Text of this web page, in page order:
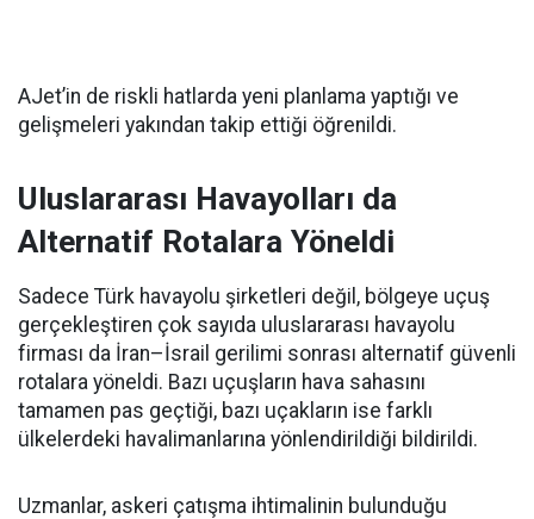
AJet’in de riskli hatlarda yeni planlama yaptığı ve
gelişmeleri yakından takip ettiği öğrenildi.
Uluslararası Havayolları da
Alternatif Rotalara Yöneldi
Sadece Türk havayolu şirketleri değil, bölgeye uçuş
gerçekleştiren çok sayıda uluslararası havayolu
firması da İran–İsrail gerilimi sonrası alternatif güvenli
rotalara yöneldi. Bazı uçuşların hava sahasını
tamamen pas geçtiği, bazı uçakların ise farklı
ülkelerdeki havalimanlarına yönlendirildiği bildirildi.
Uzmanlar, askeri çatışma ihtimalinin bulunduğu